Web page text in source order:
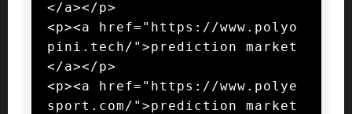
</a></p>
<p><a href="https://www.polyo
pini.tech/">prediction market
</a></p>
<p><a href="https://www.polye
sport.com/">prediction market